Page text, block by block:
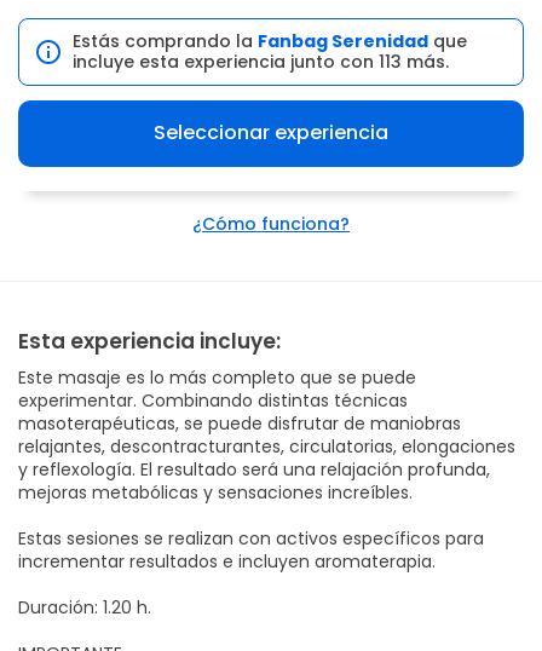
Estás comprando la Fanbag Serenidad que
incluye esta experiencia junto con 113 más.
Seleccionar experiencia
¿Cómo funciona?
Esta experiencia incluye:
Este masaje es lo más completo que se puede
experimentar. Combinando distintas técnicas
masoterapéuticas, se puede disfrutar de maniobras
relajantes, descontracturantes, circulatorias, elongaciones
y reflexología. El resultado será una relajación profunda,
mejoras metabólicas y sensaciones increíbles.
Estas sesiones se realizan con activos específicos para
incrementar resultados e incluyen aromaterapia.
Duración: 1.20 h.